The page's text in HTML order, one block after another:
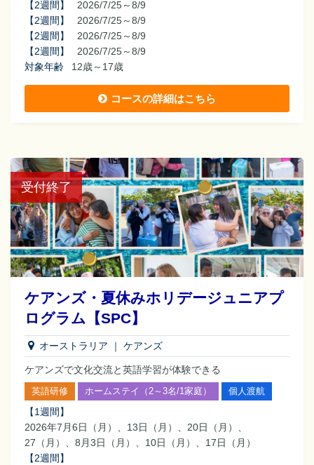
【2週間 】
2026/7/25～8/9
【2週間 】
2026/7/25～8/9
【2週間 】
2026/7/25～8/9
【2週間 】
2026/7/25～8/9
対象年齢
12歳～17歳
コースの詳細はこちら
受付終了
ケアンズ・夏休みホリデージュニアプ
ログラム【SPC】
オーストラリア ｜ ケアンズ
ケアンズで文化交流と英語学習が体験できる
英語研修 ホームステイ（2～3名/1家庭） 個人渡航
【1週間 】
2026年7月6日（月）、13日（月）、20日（月）、
27（月）、8月3日（月）、10日（月）、17日（月）
【2週間 】